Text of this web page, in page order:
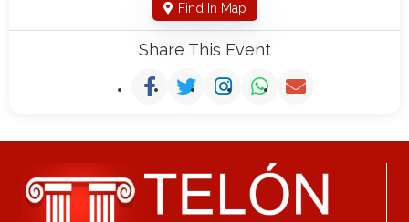
Find In Map
Share This Event